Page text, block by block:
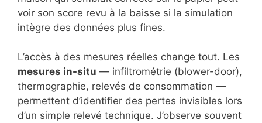
voir son score revu à la baisse si la simulation
intègre des données plus fines.
L’accès à des mesures réelles change tout. Les
mesures in-situ — infiltrométrie (blower-door),
thermographie, relevés de consommation —
permettent d’identifier des pertes invisibles lors
d’un simple relevé technique. J’observe souvent